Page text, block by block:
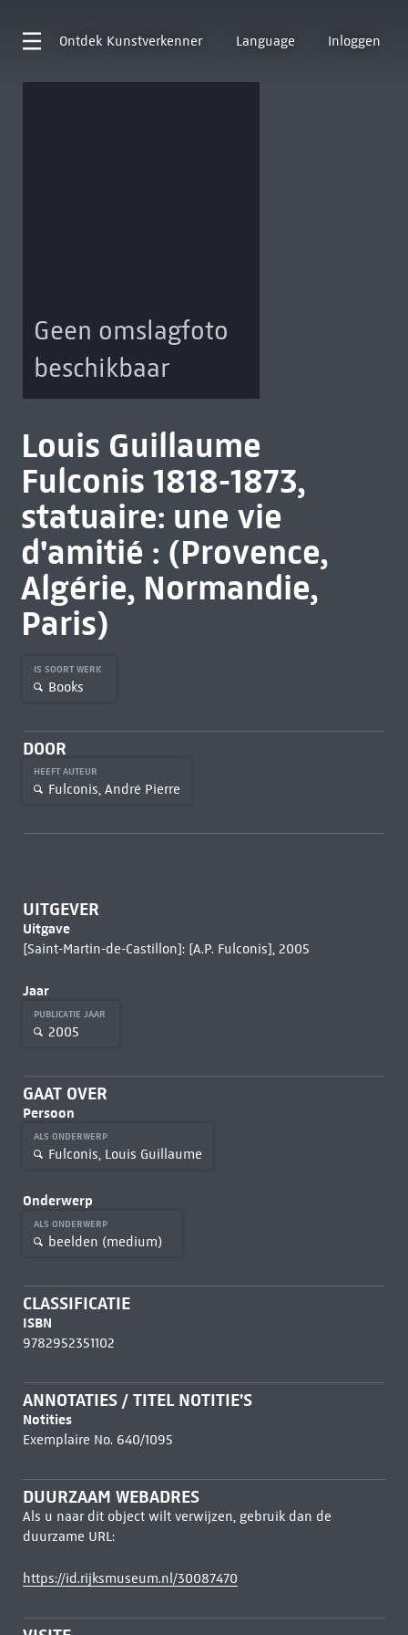
Ontdek Kunstverkenner Language Inloggen
Geen omslagfoto
beschikbaar
Louis Guillaume
Fulconis 1818-1873,
statuaire: une vie
d'amitié : (Provence,
Algérie, Normandie,
Paris)
IS SOORT WERK
Books
DOOR
HEEFT AUTEUR
Fulconis, André Pierre
UITGEVER
Uitgave
[Saint-Martin-de-Castillon]: [A.P. Fulconis], 2005
Jaar
PUBLICATIE JAAR
2005
GAAT OVER
Persoon
ALS ONDERWERP
Fulconis, Louis Guillaume
Onderwerp
ALS ONDERWERP
beelden (medium)
CLASSIFICATIE
ISBN
9782952351102
ANNOTATIES / TITEL NOTITIE'S
Notities
Exemplaire No. 640/1095
DUURZAAM WEBADRES
Als u naar dit object wilt verwijzen, gebruik dan de
duurzame URL:
https://id.rijksmuseum.nl/30087470